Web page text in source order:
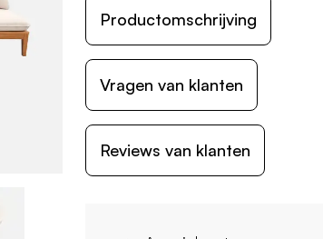
Productomschrijving
Vragen van klanten
Reviews van klanten